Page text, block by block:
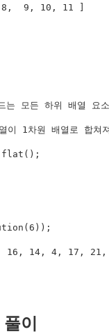
9, 10, 11 ]
든 하위 배열 요소
1차원 배열로 합쳐
flat ( ) ;
( 6 ) ) ;
14, 4, 17,
이